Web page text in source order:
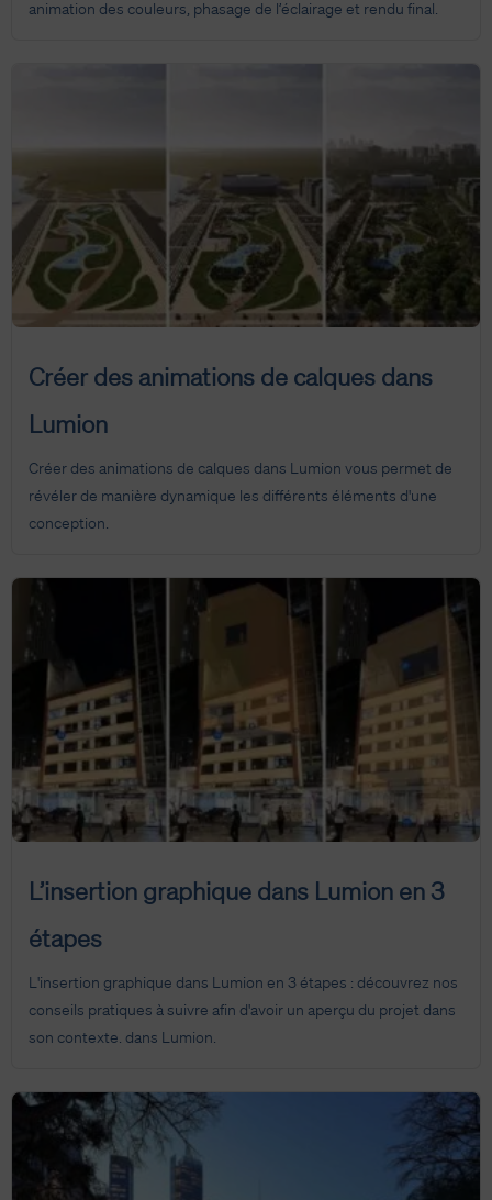
animation des couleurs, phasage de l’éclairage et rendu final.
Créer des animations de calques dans
Lumion
Créer des animations de calques dans Lumion vous permet de
révéler de manière dynamique les différents éléments d'une
conception.
L’insertion graphique dans Lumion en 3
étapes
L'insertion graphique dans Lumion en 3 étapes : découvrez nos
conseils pratiques à suivre afin d'avoir un aperçu du projet dans
son contexte. dans Lumion.